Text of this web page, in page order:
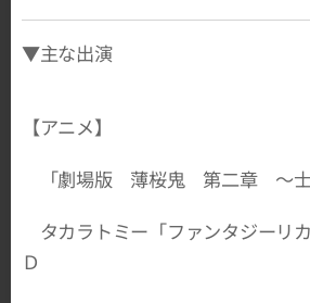
▼主な出演
【アニメ】
「劇場版 薄桜鬼 第二章 ～士
タカラトミー「ファンタジーリ
Ｄ